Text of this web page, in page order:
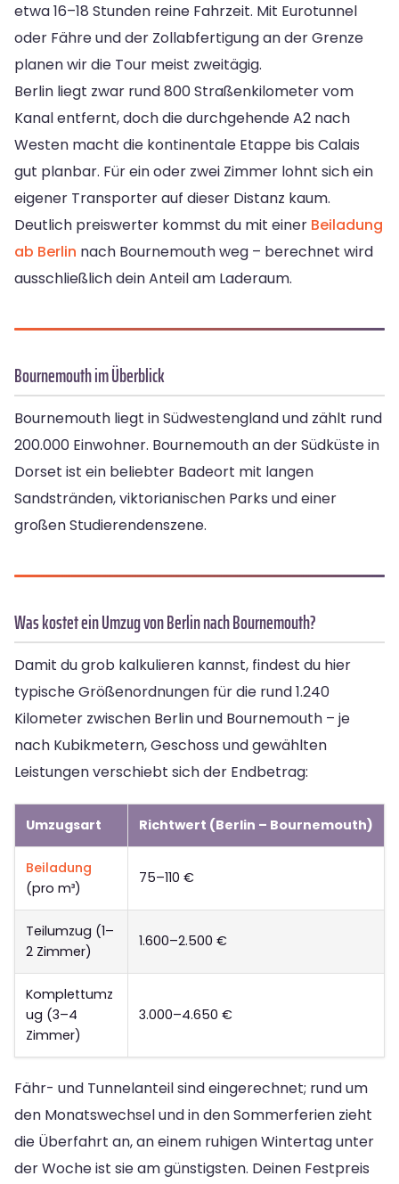
etwa 16–18 Stunden reine Fahrzeit. Mit Eurotunnel
oder Fähre und der Zollabfertigung an der Grenze
planen wir die Tour meist zweitägig.
Berlin liegt zwar rund 800 Straßenkilometer vom
Kanal entfernt, doch die durchgehende A2 nach
Westen macht die kontinentale Etappe bis Calais
gut planbar. Für ein oder zwei Zimmer lohnt sich ein
eigener Transporter auf dieser Distanz kaum.
Deutlich preiswerter kommst du mit einer Beiladung
ab Berlin nach Bournemouth weg – berechnet wird
ausschließlich dein Anteil am Laderaum.
Bournemouth im Überblick
Bournemouth liegt in Südwestengland und zählt rund
200.000 Einwohner. Bournemouth an der Südküste in
Dorset ist ein beliebter Badeort mit langen
Sandstränden, viktorianischen Parks und einer
großen Studierendenszene.
Was kostet ein Umzug von Berlin nach Bournemouth?
Damit du grob kalkulieren kannst, findest du hier
typische Größenordnungen für die rund 1.240
Kilometer zwischen Berlin und Bournemouth – je
nach Kubikmetern, Geschoss und gewählten
Leistungen verschiebt sich der Endbetrag:
Umzugsart Richtwert (Berlin – Bournemouth)
Beiladung
(pro m³)
75–110 €
Teilumzug (1–
2 Zimmer)
1.600–2.500 €
Komplettumz
ug (3–4
Zimmer)
3.000–4.650 €
Fähr- und Tunnelanteil sind eingerechnet; rund um
den Monatswechsel und in den Sommerferien zieht
die Überfahrt an, an einem ruhigen Wintertag unter
der Woche ist sie am günstigsten. Deinen Festpreis